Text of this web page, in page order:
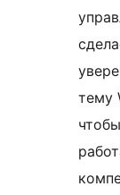
тему